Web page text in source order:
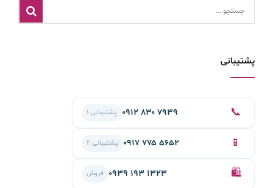
پشتیبانی
📞 ۰۹۱۲ ۸۳۰ ۷۹۳۹ پشتیبانی ۱
📱 ۰۹۱۷ ۷۷۵ ۵۶۵۲ پشتیبانی ۲
🛍️ ۰۹۳۹ ۱۹۳ ۱۳۲۳ فروش